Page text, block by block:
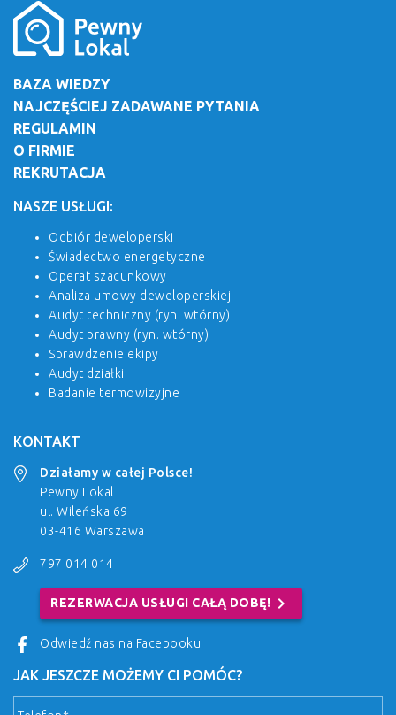
BAZA WIEDZY
NAJCZĘŚCIEJ ZADAWANE PYTANIA
REGULAMIN
O FIRMIE
REKRUTACJA
NASZE USŁUGI:
Odbiór deweloperski
Świadectwo energetyczne
Operat szacunkowy
Analiza umowy deweloperskiej
Audyt techniczny (ryn. wtórny)
Audyt prawny (ryn. wtórny)
Sprawdzenie ekipy
Audyt działki
Badanie termowizyjne
KONTAKT
Działamy w całej Polsce!
Pewny Lokal
ul. Wileńska 69
03-416 Warszawa
797 014 014
REZERWACJA USŁUGI CAŁĄ DOBĘ! chevron_right
Odwiedź nas na Facebooku!
JAK JESZCZE MOŻEMY CI POMÓC?